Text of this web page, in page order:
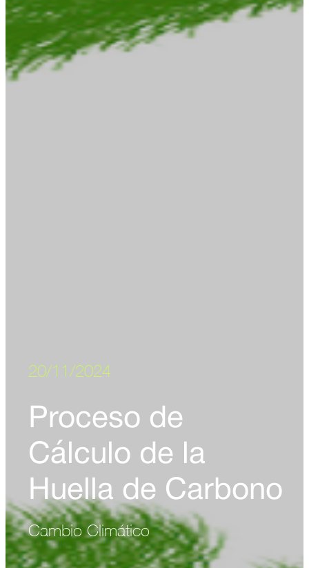
20/11/2024
Proceso de
Cálculo de la
Huella de Carbono
Cambio Climático